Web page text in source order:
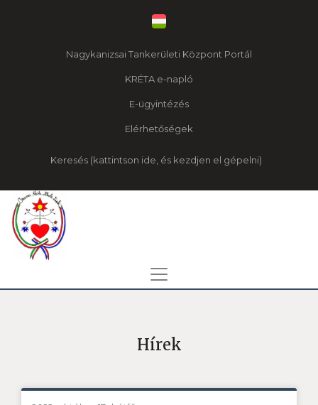
Nagykanizsai Tankerületi Központ Portál
KRÉTA e-napló
E-ügyintézés
Elérhetőségek
Keresés
Hírek